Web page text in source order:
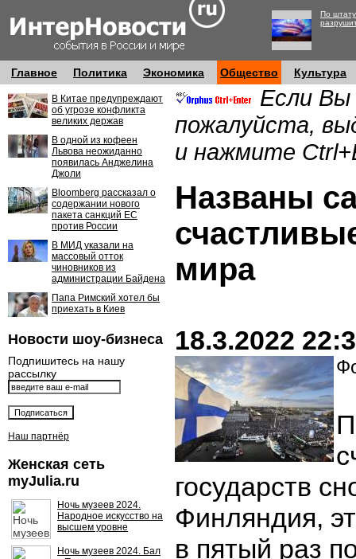
По
Главное Политика Экономика Общество Культура
В Китае предупреждают
об угрозе конфликта
великих держав
В одной из кофеен
Львова неожиданно
появилась Анджелина
Джоли
Bloomberg рассказал о
содержании нового
пакета санкций ЕС
против России
В МИД указали на
массовый отток
чиновников из
администрации Байдена
Папа Римский хотел бы
приехать в Киев
Новости шоу-бизнеса
Подпишитесь на нашу
рассылку
Наш партнёр
Женская сеть
myJulia.ru
Ночь музеев 2024.
Народное искусство на
высшем уровне
Ночь музеев 2024. Бал
Если Вы
пожалуйста,
и нажмите
Названы
мира
18.3.2022
государств
Финляндия,
в пятый раз